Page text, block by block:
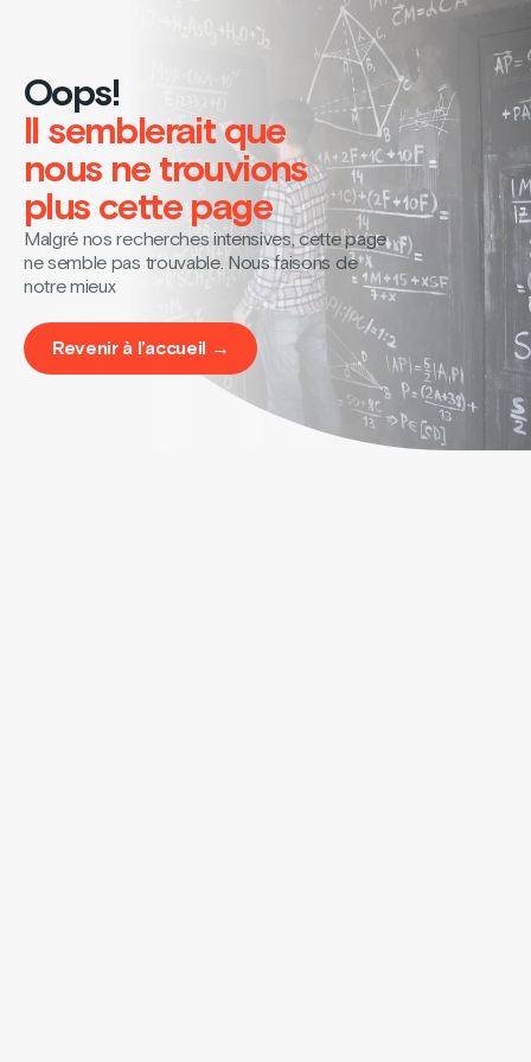
Oops!
Il semblerait que
nous ne trouvions
plus cette page
Malgré nos recherches intensives, cette page
ne semble pas trouvable. Nous faisons de
notre mieux
Revenir à l’accueil →